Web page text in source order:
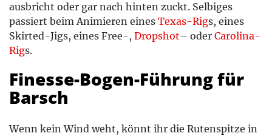
ausbricht oder gar nach hinten zuckt. Selbiges
passiert beim Animieren eines Texas-Rigs, eines
Skirted-Jigs, eines Free-, Dropshot– oder Carolina-
Rigs.
Finesse-Bogen-Führung für
Barsch
Wenn kein Wind weht, könnt ihr die Rutenspitze in